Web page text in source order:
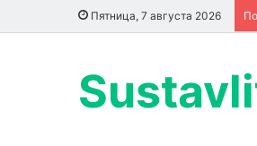
Пятница, 7 августа 2026